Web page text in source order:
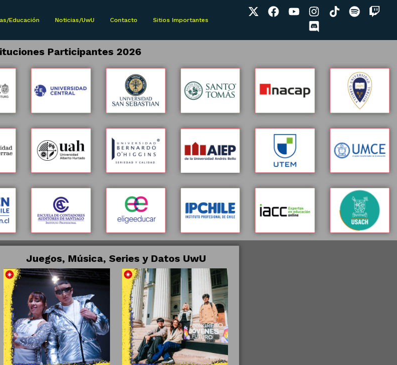
Educación Noticias/UwU Contacto Sitios Importantes
Participantes 2026
Juegos, Música, Series y Datos UwU